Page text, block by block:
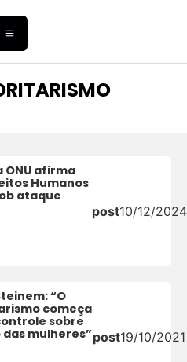
ONU afirma
Humanos
ataque
post10/12/2024
“O
começa
sobre
mulheres”post19/10/2021